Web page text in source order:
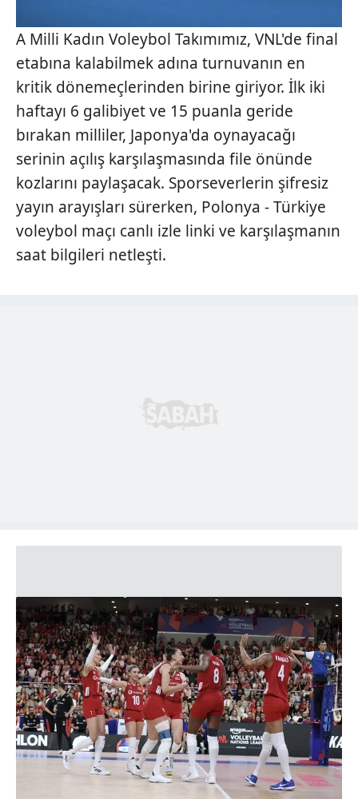
A Milli Kadın Voleybol Takımımız, VNL'de final
etabına kalabilmek adına turnuvanın en
kritik dönemeçlerinden birine giriyor. İlk iki
haftayı 6 galibiyet ve 15 puanla geride
bırakan milliler, Japonya'da oynayacağı
serinin açılış karşılaşmasında file önünde
kozlarını paylaşacak. Sporseverlerin şifresiz
yayın arayışları sürerken, Polonya - Türkiye
voleybol maçı canlı izle linki ve karşılaşmanın
saat bilgileri netleşti.